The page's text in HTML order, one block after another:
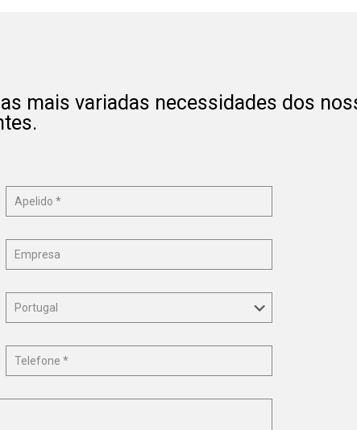
mais variadas necessidades dos